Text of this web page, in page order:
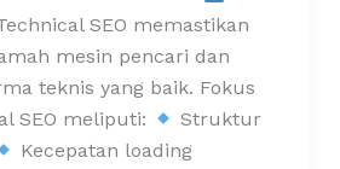
SEO memastikan
mesin pencari dan
teknis yang baik. Fokus
SEO meliputi:
Struktur
Kecepatan loading